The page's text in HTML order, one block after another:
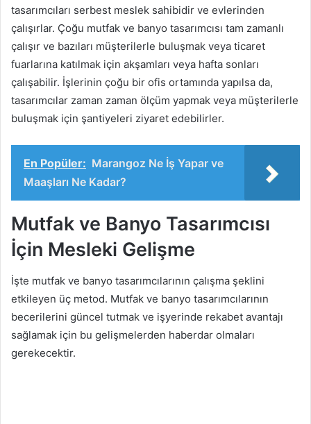
tasarımcıları serbest meslek sahibidir ve evlerinden
çalışırlar. Çoğu mutfak ve banyo tasarımcısı tam zamanlı
çalışır ve bazıları müşterilerle buluşmak veya ticaret
fuarlarına katılmak için akşamları veya hafta sonları
çalışabilir. İşlerinin çoğu bir ofis ortamında yapılsa da,
tasarımcılar zaman zaman ölçüm yapmak veya müşterilerle
buluşmak için şantiyeleri ziyaret edebilirler.
En Popüler: Marangoz Ne İş Yapar ve
Maaşları Ne Kadar?
Mutfak ve Banyo Tasarımcısı
İçin Mesleki Gelişme
İşte mutfak ve banyo tasarımcılarının çalışma şeklini
etkileyen üç metod. Mutfak ve banyo tasarımcılarının
becerilerini güncel tutmak ve işyerinde rekabet avantajı
sağlamak için bu gelişmelerden haberdar olmaları
gerekecektir.